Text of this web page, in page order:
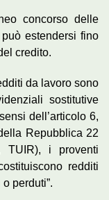
concorso delle
estendersi fino
credito.
da lavoro sono
sostitutive
dell’articolo 6,
Repubblica 22
TUIR), i proventi
redditi
perduti”.